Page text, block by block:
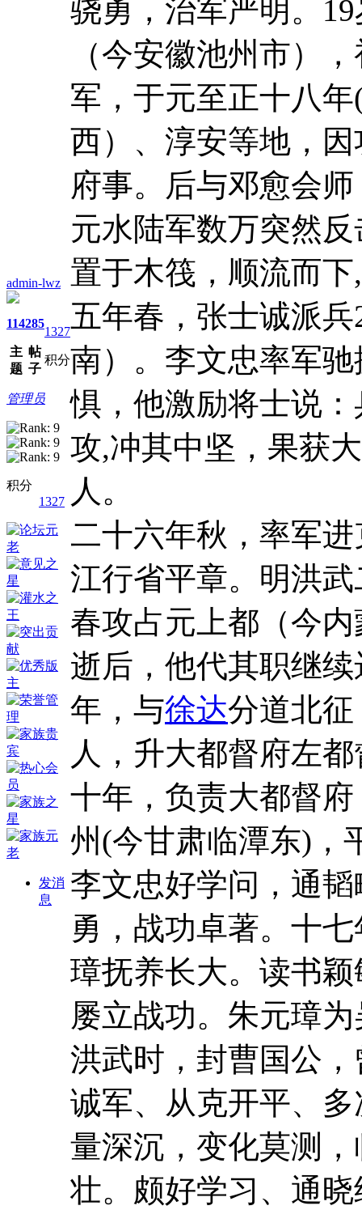
admin-lwz
114
主
题
285
帖
子
1327
积分
管理员
积分
1327
发消
息
骁勇，治军严明。
（今安徽池州市）
军，于元至正十八
西）、淳安等地，
府事。后与邓愈会
元水陆军数万突然
置于木筏，顺流而
五年春，张士诚派
南）。李文忠率军
惧，他激励将士说
攻,冲其中坚，果获
人。
二十六年秋，率军
江行省平章。明洪
春攻占元上都（今
逝后，他代其职继
年，与徐达分道北
人，升大都督府左
十年，负责大都督
州(今甘肃临潭东)，
李文忠好学问，通
勇，战功卓著。十
璋抚养长大。读书
屡立战功。朱元璋
洪武时，封曹国公
诚军、从克开平、多
量深沉，变化莫测
壮。颇好学习、通